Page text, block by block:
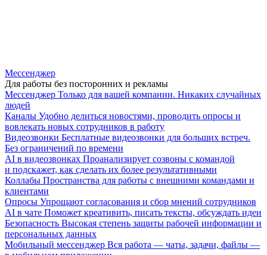
Мессенджер
Для работы без посторонних и рекламы
Мессенджер Только для вашей компании. Никаких случайных
людей
Каналы Удобно делиться новостями, проводить опросы и
вовлекать новых сотрудников в работу
Видеозвонки Бесплатные видеозвонки для больших встреч.
Без ограничений по времени
AI в видеозвонках Проанализирует созвоны с командой
и подскажет, как сделать их более результативными
Коллабы Пространства для работы с внешними командами и
клиентами
Опросы Упрощают согласования и сбор мнений сотрудников
AI в чате Поможет креативить, писать тексты, обсуждать идеи
Безопасность Высокая степень защиты рабочей информации и
персональных данных
Мобильный мессенджер Вся работа — чаты, задачи, файлы —